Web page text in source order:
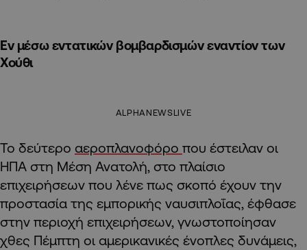
Εν μέσω εντατικών βομβαρδισμών εναντίον των
Χούθι
ALPHANEWSLIVE
Το δεύτερο αεροπλανοφόρο που έστειλαν οι
ΗΠΑ στη Μέση Ανατολή, στο πλαίσιο
επιχειρήσεων που λένε πως σκοπό έχουν την
προστασία της εμπορικής ναυσιπλοΐας, έφθασε
στην περιοχή επιχειρήσεων, γνωστοποίησαν
χθες Πέμπτη οι αμερικανικές ένοπλες δυνάμεις,